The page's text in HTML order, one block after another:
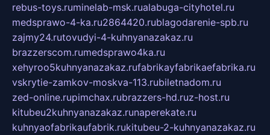
rebus-toys.ruminelab-msk.rualabuga-cityhotel.ru
medsprawo-4-ka.ru2864420.rublagodarenie-spb.ru
zajmy24.rutovudyi-4-kuhnyanazakaz.ru
brazzerscom.rumedsprawo4ka.ru
xehyroo5kuhnyanazakaz.rufabrikayfabrikaefabrika.ru
vskrytie-zamkov-moskva-113.rubiletnadom.ru
zed-online.rupimchax.rubrazzers-hd.ruz-host.ru
kitubeu2kuhnyanazakaz.runaperekate.ru
kuhnyaofabrikaufabrik.rukitubeu-2-kuhnyanazakaz.ru